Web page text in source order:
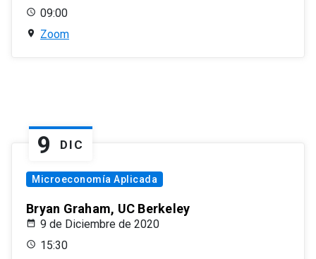
09:00
Zoom
9 DIC
Microeconomía Aplicada
Bryan Graham, UC Berkeley
9 de Diciembre de 2020
15:30